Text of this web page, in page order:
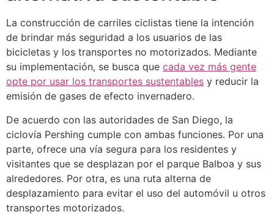
La construcción de carriles ciclistas tiene la intención
de brindar más seguridad a los usuarios de las
bicicletas y los transportes no motorizados. Mediante
su implementación, se busca que cada vez más gente
opte por usar los transportes sustentables y reducir la
emisión de gases de efecto invernadero.
De acuerdo con las autoridades de San Diego, la
ciclovía Pershing cumple con ambas funciones. Por una
parte, ofrece una vía segura para los residentes y
visitantes que se desplazan por el parque Balboa y sus
alrededores. Por otra, es una ruta alterna de
desplazamiento para evitar el uso del automóvil u otros
transportes motorizados.